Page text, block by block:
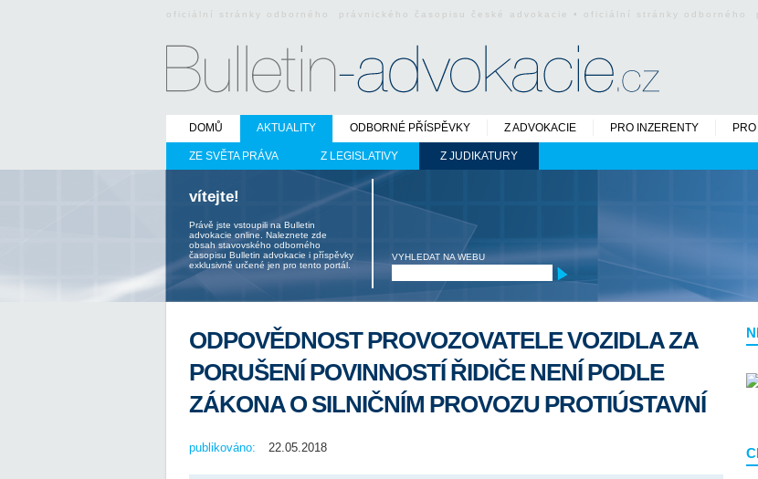
oficiální stránky odborného právnického časopisu české advokacie • oficiální stránky odborného
DOMŮ AKTUALITY
ZE SVĚTA PRÁVA Z LEGISLATIVY Z JUDIKATURY
ODBORNÉ PŘÍSPĚVKY Z ADVOKACIE PRO INZERENTY
vítejte!
Právě jste vstoupili na Bulletin
advokacie online. Naleznete zde
obsah stavovského odborného
časopisu Bulletin advokacie i příspěvky
exklusivně určené jen pro tento portál.
VYHLEDAT NA WEBU
ODPOVĚDNOST PROVOZOVATELE VOZIDLA ZA
PORUŠENÍ POVINNOSTÍ ŘIDIČE NENÍ PODLE
ZÁKONA O SILNIČNÍM PROVOZU PROTIÚSTAVNÍ
publikováno: 22.05.2018